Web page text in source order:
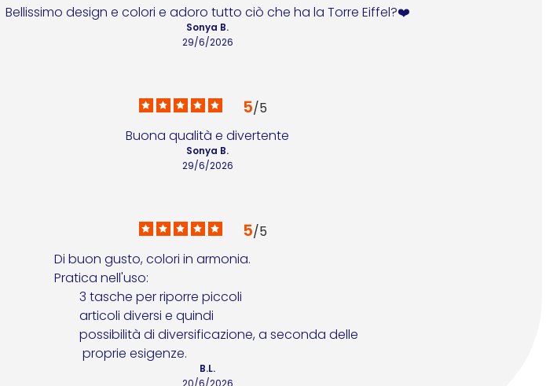
Bellissimo design e colori e adoro tutto ciò che ha la Torre Eiffel?❤️
29/6/2026
Sonya B.
5/5
Buona qualità e divertente
29/6/2026
Sonya B.
5/5
Di buon gusto, colori in armonia.
Pratica nell'uso:
         proprie esigenze.
20/6/2026
B.L.